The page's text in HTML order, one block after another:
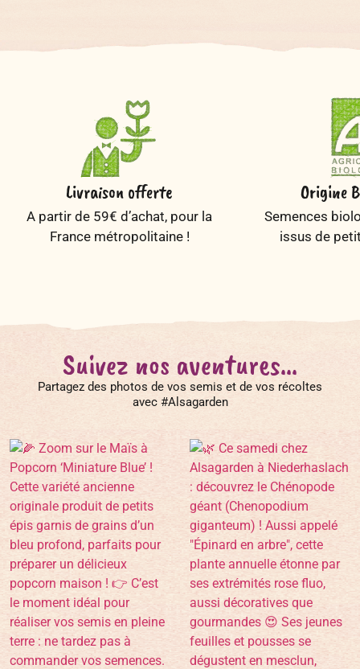
Livraison offerte
A partir de 59€ d’achat, pour la
France métropolitaine !
Origine
Semences
issus de
Suivez nos aventures...
Partagez des photos de vos semis et de vos récoltes
avec #Alsagarden